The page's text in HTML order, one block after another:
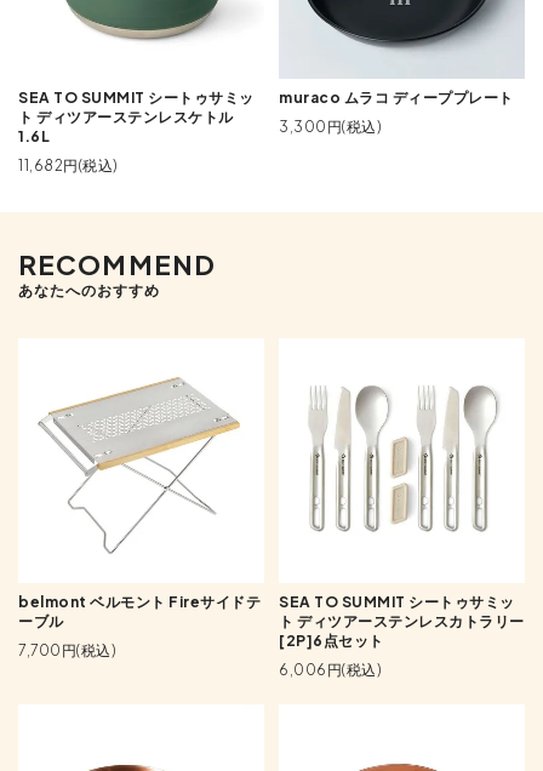
SEA TO SUMMIT シートゥサミッ
ト ディツアーステンレスケトル
1.6L
11,682円(税込)
muraco ムラコ ディーププレート
3,300円(税込)
RECOMMEND
あなたへのおすすめ
belmont ベルモント Fireサイドテ
ーブル
7,700円(税込)
SEA TO SUMMIT シートゥサミッ
ト ディツアーステンレスカトラリー
[2P]6点セット
6,006円(税込)